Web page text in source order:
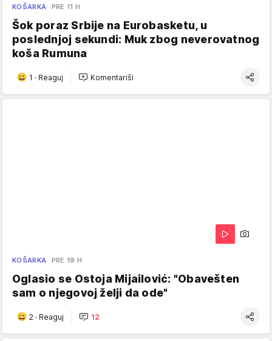
KOŠARKA PRE 11 H
Šok poraz Srbije na Eurobasketu, u
poslednjoj sekundi: Muk zbog neverovatnog
koša Rumuna
1 · Reaguj Komentariši
KOŠARKA PRE 19 H
Oglasio se Ostoja Mijailović: "Obavešten
sam o njegovoj želji da ode"
2 · Reaguj 12